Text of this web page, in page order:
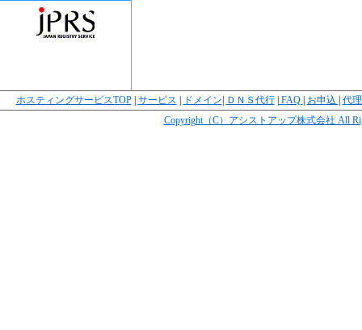
ホスティングサービスTOP| サービス ドメイン ＤＮＳ代行| FAQ お申込
代
Copyright（C）アシストアップ株式会社 All